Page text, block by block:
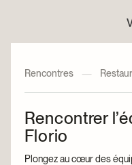
Rencontres —
Rencontrer
Florio
Plongez au cœur des